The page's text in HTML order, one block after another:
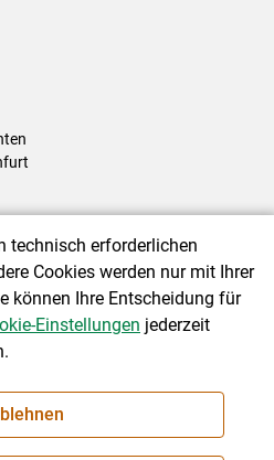
|Barrierefreiheit|
technisch erforderlichen
Cookies werden nur mit Ihrer
können Ihre Entscheidung für
Einstellungen jederzeit